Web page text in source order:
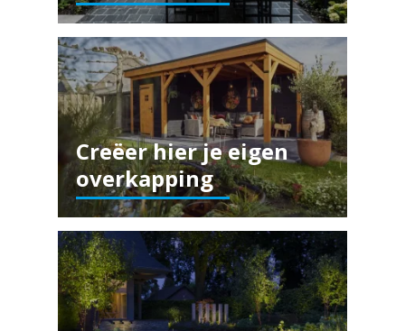
Creëer hier je eigen
overkapping